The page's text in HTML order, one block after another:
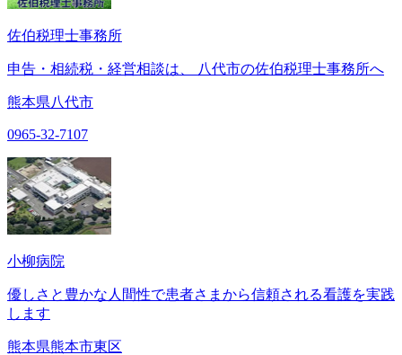
佐伯税理士事務所
申告・相続税・経営相談は、 八代市の佐伯税理士事務所へ
熊本県八代市
0965-32-7107
小柳病院
優しさと豊かな人間性で患者さまから信頼される看護を実践
します
熊本県熊本市東区